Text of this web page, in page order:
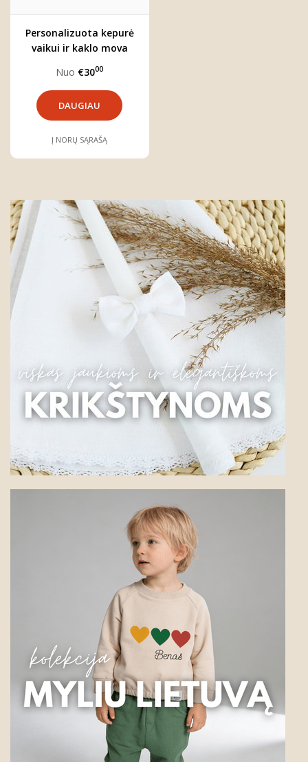
Personalizuota kepurė
vaikui ir kaklo mova
Nuo €3000
DAUGIAU
Į NORŲ SĄRAŠĄ